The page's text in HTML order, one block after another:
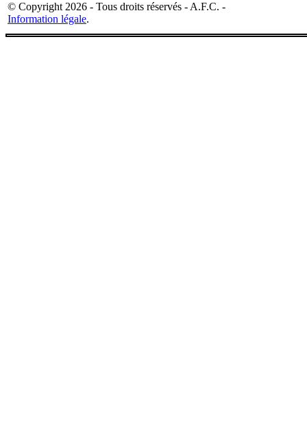
© Copyright 2026 - Tous droits réservés - A.F.C. -
Information légale.